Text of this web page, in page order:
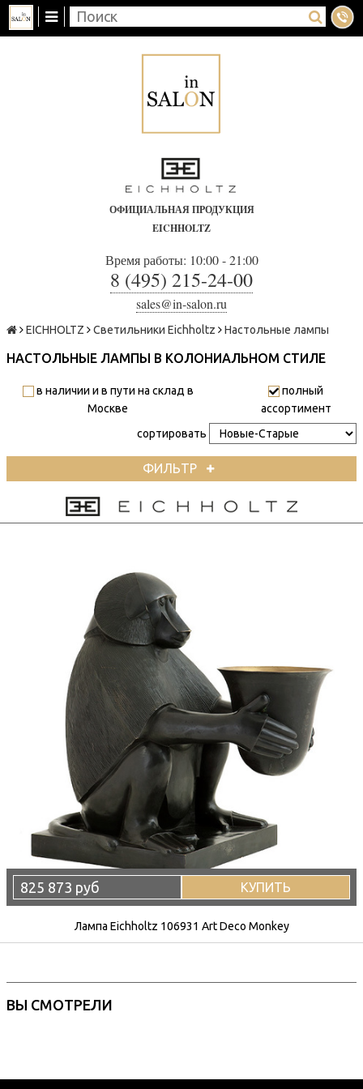
ОФИЦИАЛЬНАЯ ПРОДУКЦИЯ
EICHHOLTZ
Время работы: 10:00 - 21:00
8 (495) 215-24-00
sales@in-salon.ru
EICHHOLTZ Светильники Eichholtz Настольные лампы
НАСТОЛЬНЫЕ ЛАМПЫ В КОЛОНИАЛЬНОМ СТИЛЕ
в наличии и в пути на склад в
Москве
полный
ассортимент
сортировать
ФИЛЬТР
825 873 руб КУПИТЬ
Лампа Eichholtz 106931 Art Deco Monkey
ВЫ СМОТРЕЛИ